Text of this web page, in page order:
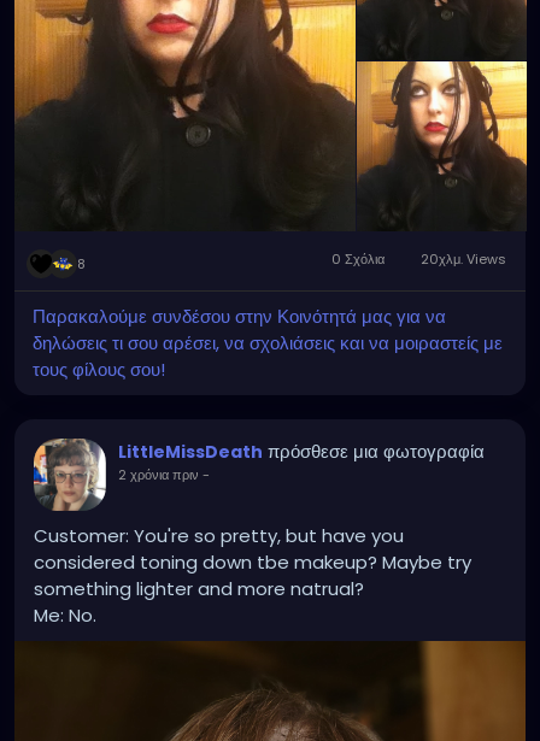
8 0 Σχόλια 20χλμ. Views
Παρακαλούμε συνδέσου στην Κοινότητά μας για να
δηλώσεις τι σου αρέσει, να σχολιάσεις και να μοιραστείς με
τους φίλους σου!
LittleMissDeath πρόσθεσε μια φωτογραφία
2 χρόνια πριν -
Customer: You're so pretty, but have you
considered toning down tbe makeup? Maybe try
something lighter and more natrual?
Me: No.